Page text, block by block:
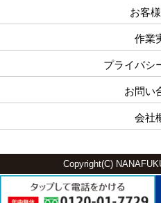
お客
作業
プライバシ
お問い
会社
Copyright(C)